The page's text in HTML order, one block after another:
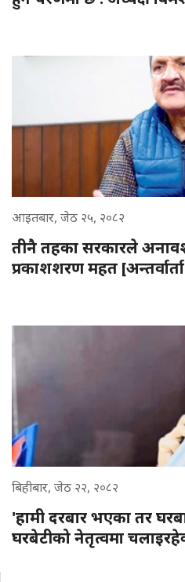
आइतबार, जेठ २५, २०८२
तीनै तहका सरकारले
प्रकाशशरण महत
बिहीबार, जेठ २२, २०८२
'हामी दरबार भएका तर
घरबेटीको नेतृत्वमा